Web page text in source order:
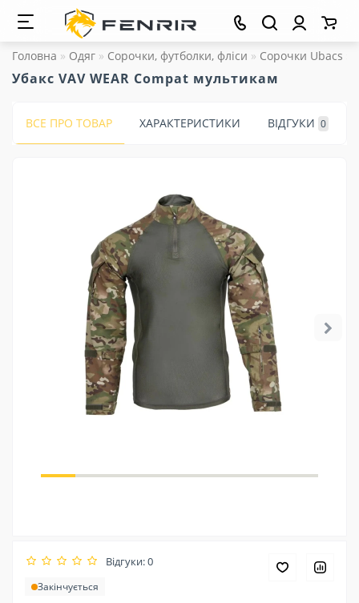
Головна Одяг Сорочки, футболки, фліси Сорочки Ubacs
Убакс VAV WEAR Compat мультикам
ВСЕ ПРО ТОВАР ХАРАКТЕРИСТИКИ ВІДГУКИ 0
Відгуки: 0
Закінчується